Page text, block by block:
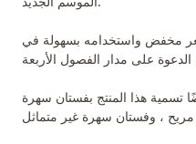
مخفض واستخدامه بسهولة في
تسمية هذا المنتج بفستان سهرة